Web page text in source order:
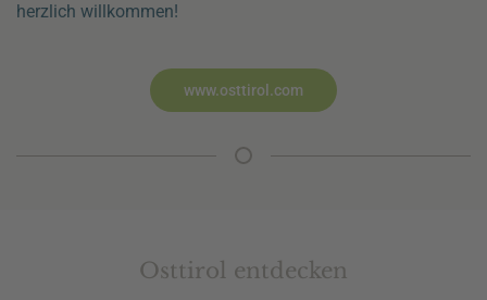
herzlich willkommen!
www.osttirol.com
Osttirol entdecken